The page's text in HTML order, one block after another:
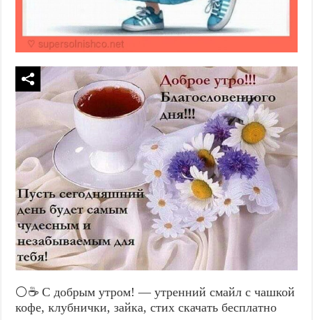
⚪☕ С добрым утром! — утренний смайл с чашкой
кофе, клубнички, зайка, стих скачать бесплатно